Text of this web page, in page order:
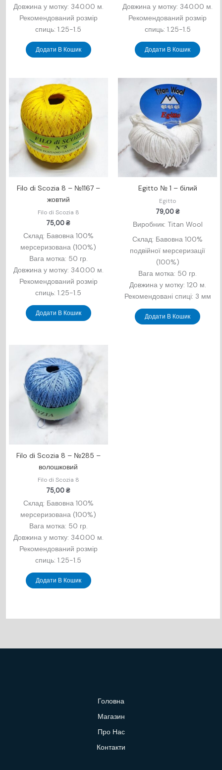
Довжина у мотку: 340.00 м.
Рекомендований розмір
спиць: 1.25-1.5
Додати В Кошик
Довжина у мотку: 340.00 м.
Рекомендований розмір
спиць: 1.25-1.5
Додати В Кошик
Filo di Scozia 8 – №1167 –
жовтий
Filo di Scozia 8
75,00₴
Склад: Бавовна 100%
мерсеризована (100%)
Вага мотка: 50 гр.
Довжина у мотку: 340.00 м.
Рекомендований розмір
спиць: 1.25-1.5
Додати В Кошик
Egitto № 1 – білий
Egitto
79,00₴
Виробник: Titan Wool
Склад: Бавовна 100%
подвійної мерсеризації
(100%)
Вага мотка: 50 гр.
Довжина у мотку: 120 м.
Рекомендовані спиці: 3 мм
Додати В Кошик
Filo di Scozia 8 – №285 –
волошковий
Filo di Scozia 8
75,00₴
Склад: Бавовна 100%
мерсеризована (100%)
Вага мотка: 50 гр.
Довжина у мотку: 340.00 м.
Рекомендований розмір
спиць: 1.25-1.5
Додати В Кошик
Головна
Магазин
Про Нас
Контакти